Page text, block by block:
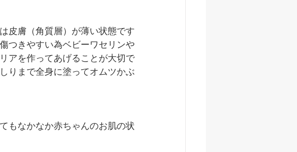
皮膚（角質層）が薄い状態です
つきやすい為ベビーワセリンや
アを作ってあげることが大切で
りまで全身に塗ってオムツかぶ
もなかなか赤ちゃんのお肌の状